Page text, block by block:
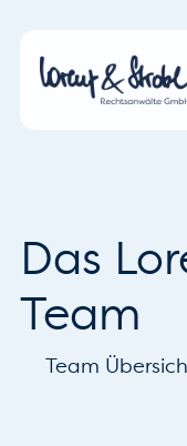
Das
Team
Team